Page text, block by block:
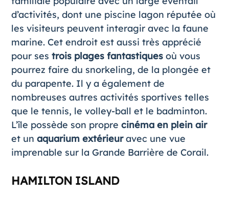
d’activités, dont une piscine lagon réputée où
les visiteurs peuvent interagir avec la faune
marine. Cet endroit est aussi très apprécié
pour ses trois plages fantastiquesoù vous
pourrez faire du snorkeling, de la plongée et
du parapente. Il y a également de
nombreuses autres activités sportives telles
que le tennis, le volley-ball et le badminton.
L’île possède son propre cinéma en plein air
et un aquarium extérieuravec une vue
imprenable sur la Grande Barrière de Corail.
HAMILTON ISLAND